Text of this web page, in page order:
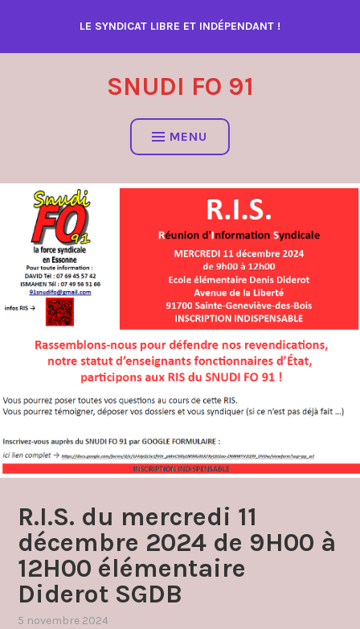
contenu
LE SYNDICAT LIBRE ET INDÉPENDANT !
SNUDI FO 91
MENU
R.I.S. du mercredi 11
décembre 2024 de 9H00 à
12H00 élémentaire
Diderot SGDB
5 novembre 2024